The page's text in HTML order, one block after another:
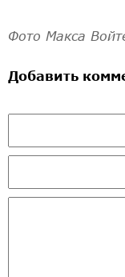
Фото Макса
Добавить